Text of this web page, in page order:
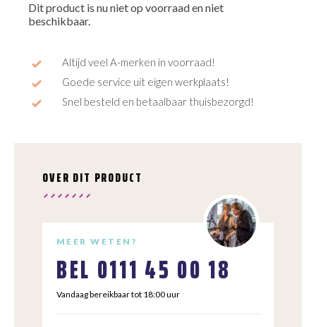
Dit product is nu niet op voorraad en niet
beschikbaar.
Altijd veel A-merken in voorraad!
Goede service uit eigen werkplaats!
Snel besteld en betaalbaar thuisbezorgd!
OVER DIT PRODUCT
MEER WETEN?
BEL 0111 45 00 18
Vandaag bereikbaar tot 18:00 uur